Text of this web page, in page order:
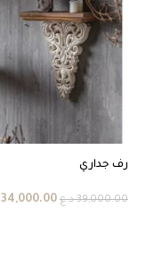
رف جداري
39,000.00 د.ع 34,000.00